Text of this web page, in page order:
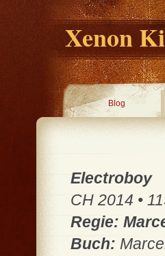
Xenon
Blog
Electroboy
CH 2014 •
Regie:
Buch: